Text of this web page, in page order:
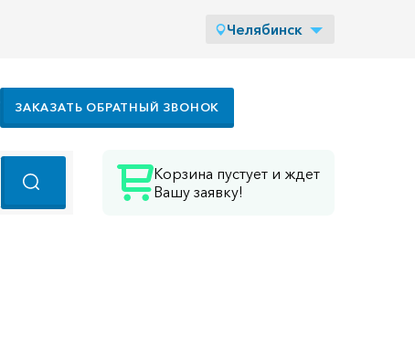
Челябинск
Корзина пустует и ждет
Вашу заявку!
ЗАКАЗАТЬ ОБРАТНЫЙ ЗВОНОК